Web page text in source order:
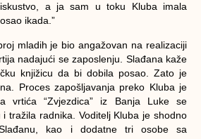
a ja sam u toku Kluba imala
ikada.”
mladih je bio angažovan na realizaciji
nadajući se zaposlenju. Slađana kaže
knjižicu da bi dobila posao. Zato je
Proces zapošljavanja preko Kluba je
vrtića “Zvjezdica” iz Banja Luke se
tražila radnika. Voditelj Kluba je shodno
kao i dodatne tri osobe sa